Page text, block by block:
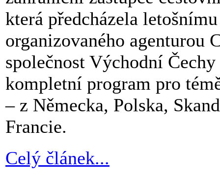
která předcházela
organizovaného agenturou
společnost Východní
kompletní program pro
– z Německa, Polska,
Francie.
Celý článek...